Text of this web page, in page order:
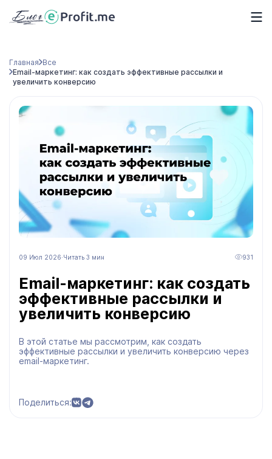
Главная Все
Email-маркетинг: как создать эффективные рассылки и
увеличить конверсию
09 Июл 2026·Читать 3 мин 931
Email-маркетинг: как создать
эффективные рассылки и
увеличить конверсию
В этой статье мы рассмотрим, как создать
эффективные рассылки и увеличить конверсию через
email-маркетинг.
Поделиться: